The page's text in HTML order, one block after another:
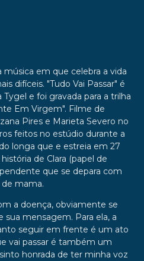
música em que celebra a vida
difíceis. "Tudo Vai Passar" é
e foi gravada para a trilha
Em Virgem". Filme de
Pires e Marieta Severo no
feitos no estúdio durante a
longa que e estreia em 27
de Clara (papel de
que se depara com
mama.
a doença, obviamente se
mensagem. Para ela, a
seguir em frente é um ato
vai passar é também um
honrada de ter minha voz